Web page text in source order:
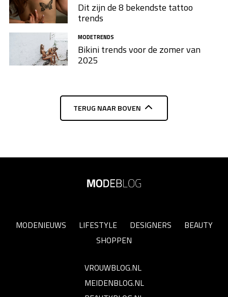
Dit zijn de 8 bekendste tattoo
trends
MODETRENDS
Bikini trends voor de zomer van
2025
TERUG NAAR BOVEN
MODENIEUWS LIFESTYLE DESIGNERS
BEAUTY
SHOPPEN
VROUWBLOG.NL
MEIDENBLOG.NL